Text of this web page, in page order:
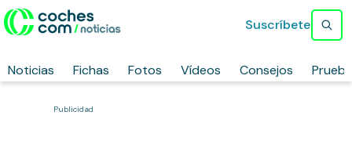
Noticias Fichas Fotos Vídeos Consejos
Suscríbete
Publicidad